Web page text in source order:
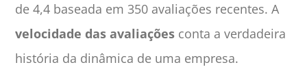
de 4,4 baseada em 350 avaliações recentes. A
velocidade das avaliações conta a verdadeira
história da dinâmica de uma empresa.